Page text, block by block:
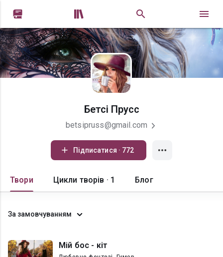
 
Бетсі Прусс
betsipruss@gmail.com
Підписатися · 772
Твори Цикли творів · 1 Блог
За замовчуванням
Мій бос - кіт